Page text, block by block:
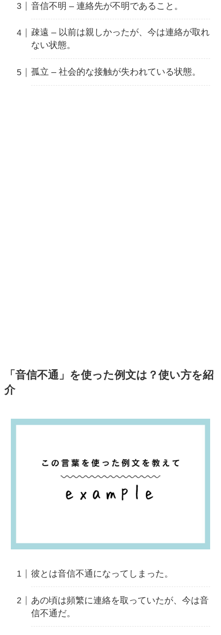
音信不明 – 連絡先が不明であること。
疎遠 – 以前は親しかったが、今は連絡が取れ
ない状態。
孤立 – 社会的な接触が失われている状態。
「音信不通」を使った例文は？使い方を紹
介
彼とは音信不通になってしまった。
あの頃は頻繁に連絡を取っていたが、今は音
信不通だ。